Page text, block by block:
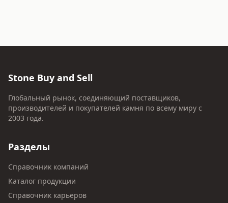
Stone Buy and Sell
Глобальный рынок, соединяющий поставщиков,
производителей и покупателей камня по всему миру с
2003 года.
Разделы
Справочник компаний
Каталог продукции
Справочник карьеров